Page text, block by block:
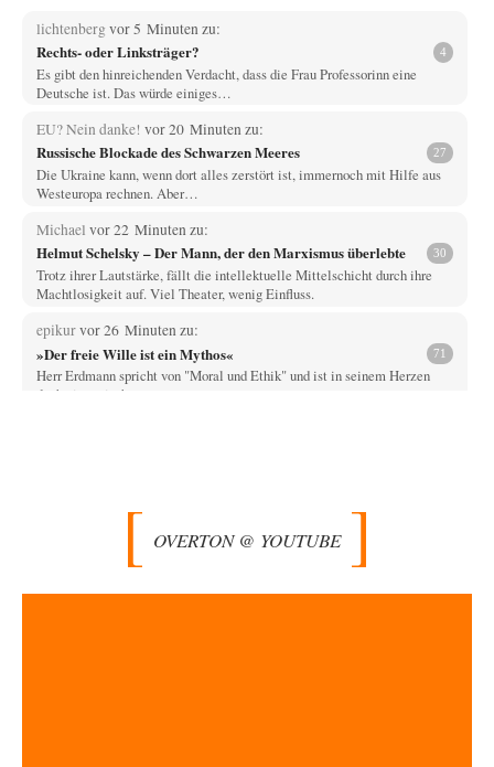
lichtenberg vor 5 Minuten zu:
Rechts- oder Linksträger? 4
Es gibt den hinreichenden Verdacht, dass die Frau Professorinn eine
Deutsche ist. Das würde einiges…
EU? Nein danke! vor 20 Minuten zu:
Russische Blockade des Schwarzen Meeres 27
Die Ukraine kann, wenn dort alles zerstört ist, immernoch mit Hilfe aus
Westeuropa rechnen. Aber…
Michael vor 22 Minuten zu:
Helmut Schelsky – Der Mann, der den Marxismus überlebte 30
Trotz ihrer Lautstärke, fällt die intellektuelle Mittelschicht durch ihre
Machtlosigkeit auf. Viel Theater, wenig Einfluss.
epikurvor 26 Minuten zu:
»Der freie Wille ist ein Mythos« 71
Herr Erdmann spricht von "Moral und Ethik" und ist in seinem Herzen
doch ein typisch…
vor 1 Stunde zu:
Die von Selenskij angeordnete 40-Tage-Operation hat den
Krieg weiter eskaliert
Die westlichen Eliten brauchen den Konflikt mit Russland geradezu, weil
OVERTON @ YOUTUBE